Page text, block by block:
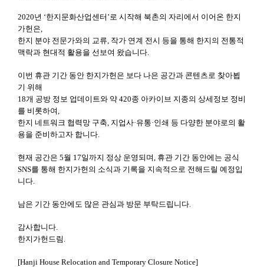
2020년 ‘한지문화산업센터’로 시작해 북촌의 자리에서 이어온 한지
가헌은,
한지 분야 전문가와의 교류, 작가 연계 전시 등을 통해 한지의 전통적
맥락과 현대적 활용을 선보여 왔습니다.
이번 휴관 기간 동안 한지가헌은 보다 나은 공간과 콘텐츠로 찾아뵙
기 위해
18개 공방 정보 업데이트와 약 420종 아카이브 지종의 상세정보 정비
를 비롯하여,
한지 네트워크 협력망 구축, 지업사·유통·인쇄 등 다양한 분야로의 활
용을 준비하고자 합니다.
현재 공간은 5월 17일까지 정상 운영되며, 휴관 기간 동안에는 공식
SNS를 통해 한지가헌의 소식과 기록을 지속적으로 전해드릴 예정입
니다.
남은 기간 동안에도 많은 관심과 방문 부탁드립니다.
감사합니다.
한지가헌드림.
[Hanji House Relocation and Temporary Closure Notice]